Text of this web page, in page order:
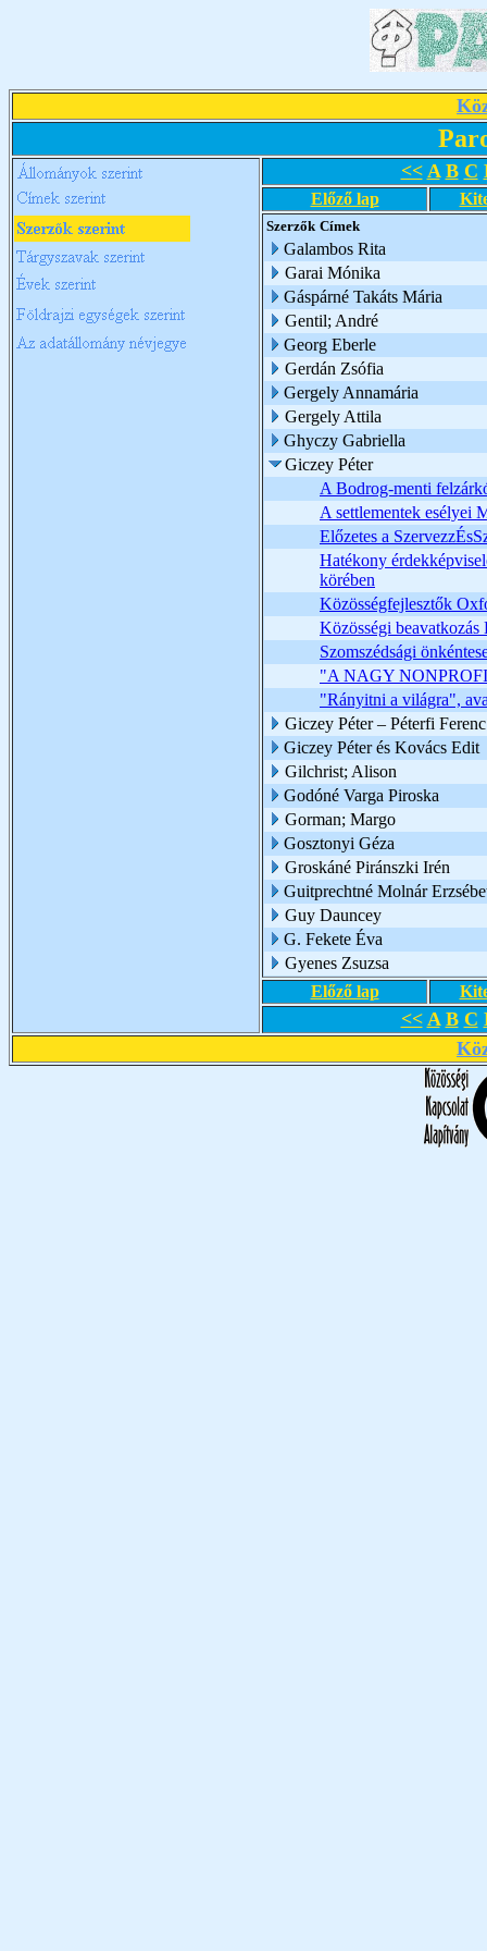
<< A B C
Előző lap
Szerzők Címek
Galambos Rita
Garai Mónika
Gáspárné Takáts Mária
Gentil; André
Georg Eberle
Gerdán Zsófia
Gergely Annamária
Gergely Attila
Ghyczy Gabriella
Giczey Péter
A Bodrog-menti
A settlementek esélyei
Előzetes a
Hatékony
körében
Közösségfejlesztők
Közösségi beavatkozás
Szomszédsági
"A NAGY
"Rányitni a világra",
Giczey Péter – Péterfi Ferenc
Giczey Péter és Kovács Edit
Gilchrist; Alison
Godóné Varga Piroska
Gorman; Margo
Gosztonyi Géza
Groskáné Piránszki Irén
Guitprechtné Molnár
Guy Dauncey
G. Fekete Éva
Gyenes Zsuzsa
Előző lap
<< A B C